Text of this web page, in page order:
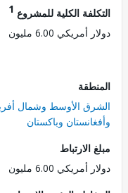
الكلية للمشروع1
6.00 مليون
الأوسط وشمال أفريقيا
وباكستان
6.00 مليون